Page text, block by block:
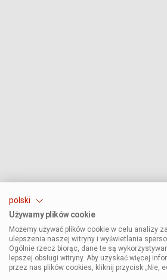
polski
Używamy plików cookie
Możemy używać plików cookie w celu analizy
ulepszenia naszej witryny i wyświetlania
Ogólnie rzecz biorąc, dane te są
lepszej obsługi witryny. Aby uzyskać więcej
przez nas plików cookies, kliknij przycisk „Nie,